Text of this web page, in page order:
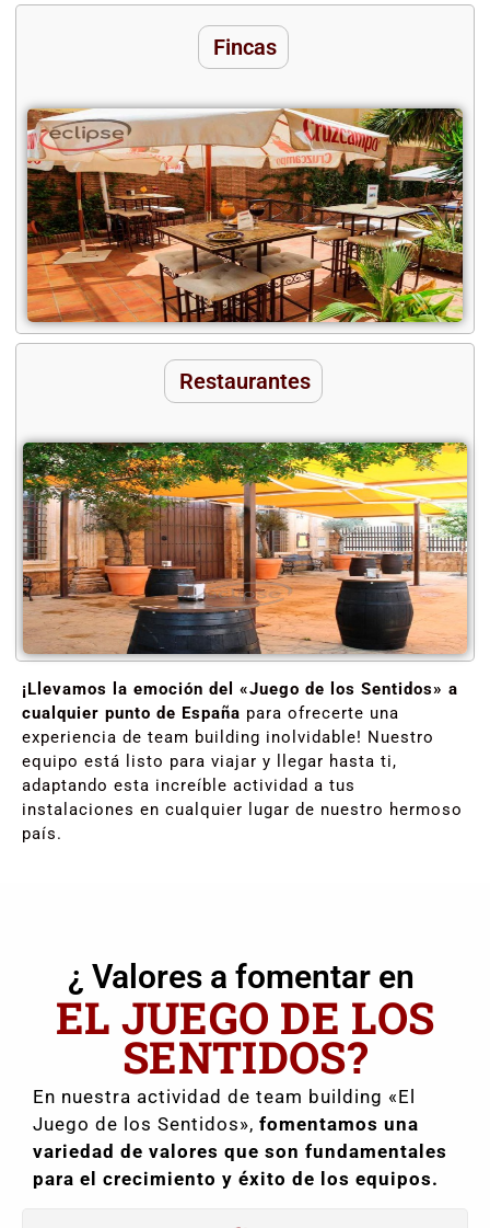
Fincas
Restaurantes
¡Llevamos la emoción del «Juego de los Sentidos» a
cualquier punto de España para ofrecerte una
experiencia de team building inolvidable! Nuestro
equipo está listo para viajar y llegar hasta ti,
adaptando esta increíble actividad a tus
instalaciones en cualquier lugar de nuestro hermoso
país.
¿ Valores a fomentar en
EL JUEGO DE LOS
SENTIDOS?
En nuestra actividad de team building «El
Juego de los Sentidos», fomentamos una
variedad de valores que son fundamentales
para el crecimiento y éxito de los equipos.